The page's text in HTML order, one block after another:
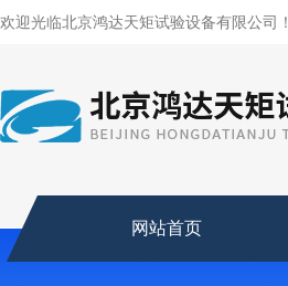
欢迎光临北京鸿达天矩试验设备有限公司！
网站首页